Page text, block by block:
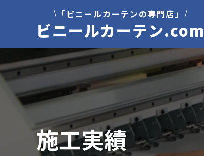
「ビニールカーテンの専門店」
ビニールカーテン.com
施工実績